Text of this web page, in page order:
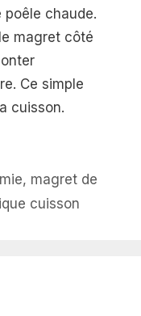
poêle chaude.
magret côté
Ce simple
cuisson.
, magret de
cuisson